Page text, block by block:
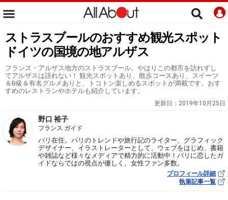
ストラスブールのおすすめ観光スポット
ドイツの国境の地アルザス
フランス・アルザス地方のストラスブール。やはりこの都市を訪れずし
てアルザスは語れない！ 観光スポットあり、散歩コースあり、スイーツ
＆B級＆有名グルメありと、トコトン楽しめるスポットが満載です。おす
すめのレストランやホテルも紹介しています。
更新日： 2019年10月25日
野口 裕子
フランス ガイド
パリ在住。パリのトレンドや旅行記のライター、グラフィック
デザイナー、イラストレーターとして、ウェブをはじめ、書籍
や雑誌など様々なメディアで精力的に活動中！パリに恋したガ
イドならではの視点が優しく、女性ファン多数。
プロフィール詳細
執筆記事一覧